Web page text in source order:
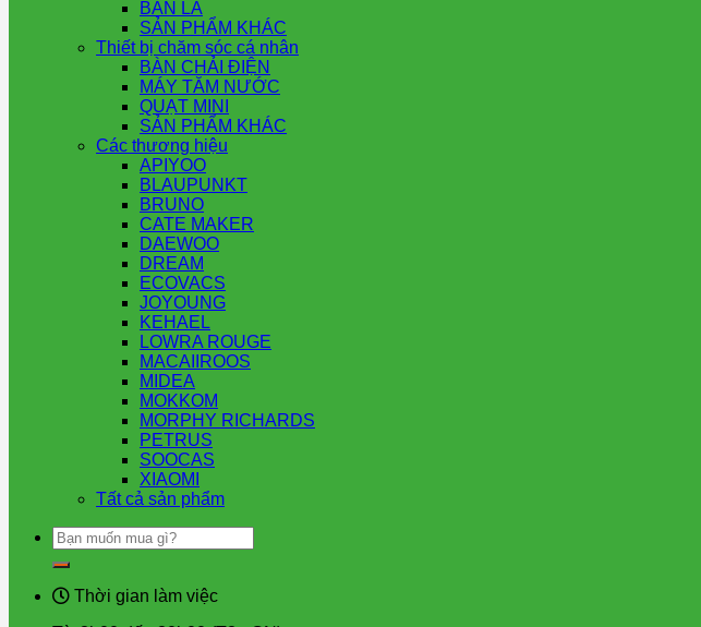
BÀN LÀ
SẢN PHẨM KHÁC
Thiết bị chăm sóc cá nhân
BÀN CHẢI ĐIỆN
MÁY TĂM NƯỚC
QUẠT MINI
SẢN PHẨM KHÁC
Các thương hiệu
APIYOO
BLAUPUNKT
BRUNO
CATE MAKER
DAEWOO
DREAM
ECOVACS
JOYOUNG
KEHAEL
LOWRA ROUGE
MACAIIROOS
MIDEA
MOKKOM
MORPHY RICHARDS
PETRUS
SOOCAS
XIAOMI
Tất cả sản phẩm
Tìm
kiếm:
Thời gian làm việc